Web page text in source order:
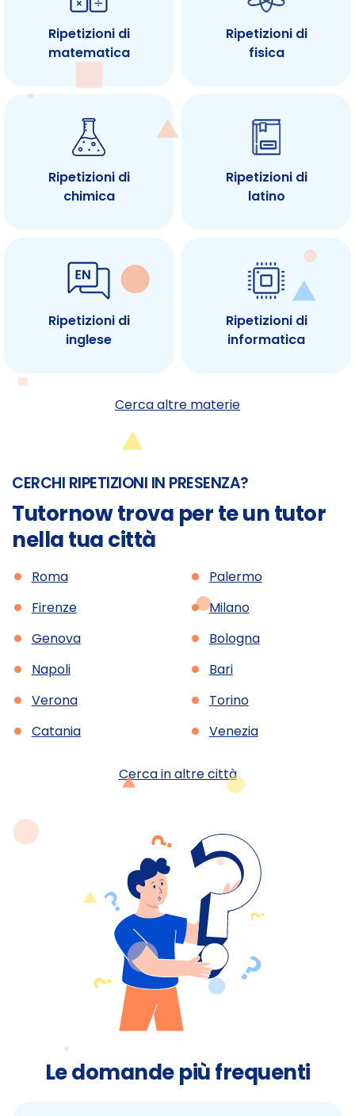
Ripetizioni di
matematica
Ripetizioni di
fisica
Ripetizioni di
chimica
Ripetizioni di
latino
Ripetizioni di
inglese
Ripetizioni di
informatica
Cerca altre materie
CERCHI RIPETIZIONI IN PRESENZA?
Tutornow trova per te un tutor
nella tua città
• Roma • Palermo
• Firenze • Milano
• Genova • Bologna
• Napoli • Bari
• Verona • Torino
• Catania • Venezia
Cerca in altre città
Le domande più frequenti